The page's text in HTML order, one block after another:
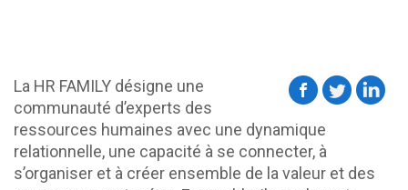
La HR FAMILY désigne une
communauté d’experts des
ressources humaines avec une dynamique
relationnelle, une capacité à se connecter, à
s’organiser et à créer ensemble de la valeur et des